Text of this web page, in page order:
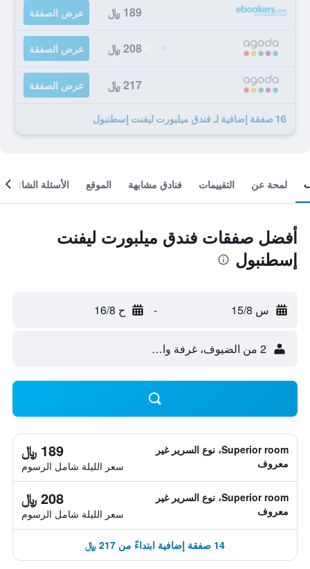
189 ﷼ عرض الصفقة
208 ﷼ عرض الصفقة
217 ﷼ عرض الصفقة
16 صفقة إضافية لـ فندق ميلبورت ليفنت إسطنبول
لمحة عن التقييمات فنادق مشابهة الموقع الأسئلة الشائعة
أفضل صفقات فندق ميلبورت ليفنت
إسطنبول
س 15/8 - ح 16/8
2 من الضيوف، غرفة واحدة
Superior room، نوع السرير غير
معروف
189 ﷼
سعر الليلة شامل الرسوم
Superior room، نوع السرير غير
معروف
208 ﷼
سعر الليلة شامل الرسوم
14 صفقة إضافية ابتداءً من 217 ﷼